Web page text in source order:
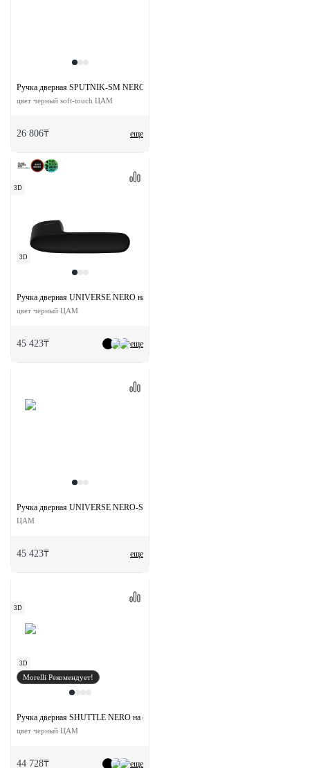
еще
Ручка дверная SPUTNIK-SM NERO-ST с невидимой квадратной розеткой
цвет черный soft-touch ЦАМ
26 806₸
3D
3D
еще
Ручка дверная UNIVERSE NERO на скрытой розетке
цвет черный ЦАМ
45 423₸
еще
Ручка дверная UNIVERSE NERO-ST цвет черный soft-touch
ЦАМ
45 423₸
3D
3D
Morelli Рекомендует!
еще
Ручка дверная SHUTTLE NERO на скрытой розетке
цвет черный ЦАМ
44 728₸